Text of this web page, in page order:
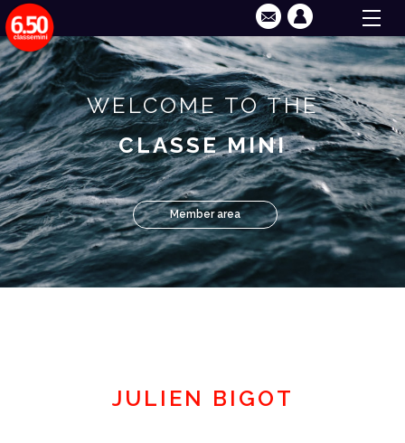
WELCOME TO THE
CLASSE MINI
Member area
JULIEN BIGOT